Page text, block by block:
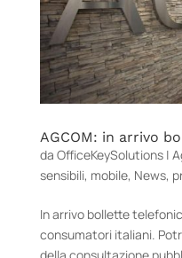
AGCOM: in arrivo
da OfficeKeySolutions|
sensibili, mobile, News,
In arrivo bollette
consumatori italiani.